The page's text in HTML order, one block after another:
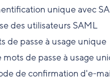
unique avec
des utilisateurs SAML
de passe à usage unique
de passe à usage
de confirmation d'e-